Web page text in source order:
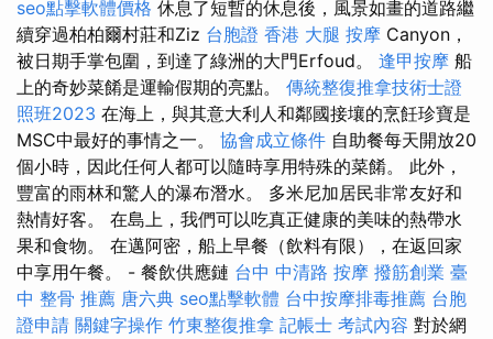
seo點擊軟體價格 休息了短暫的休息後，風景如畫的道路繼
續穿過柏柏爾村莊和Ziz 台胞證 香港 大腿 按摩 Canyon，
被日期手掌包圍，到達了綠洲的大門Erfoud。 逢甲按摩 船
上的奇妙菜餚是運輸假期的亮點。 傳統整復推拿技術士證
照班2023 在海上，與其意大利人和鄰國接壤的烹飪珍寶是
MSC中最好的事情之一。 協會成立條件 自助餐每天開放20
個小時，因此任何人都可以隨時享用特殊的菜餚。 此外，
豐富的雨林和驚人的瀑布潛水。 多米尼加居民非常友好和
熱情好客。 在島上，我們可以吃真正健康的美味的熱帶水
果和食物。 在邁阿密，船上早餐（飲料有限），在返回家
中享用午餐。 - 餐飲供應鏈 台中 中清路 按摩 撥筋創業 臺
中 整骨 推薦 唐六典 seo點擊軟體 台中按摩排毒推薦 台胞
證申請 關鍵字操作 竹東整復推拿 記帳士 考試內容 對於網